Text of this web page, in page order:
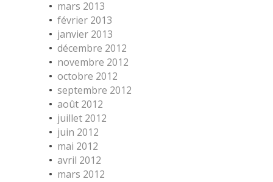
mars 2013
février 2013
janvier 2013
décembre 2012
novembre 2012
octobre 2012
septembre 2012
août 2012
juillet 2012
juin 2012
mai 2012
avril 2012
mars 2012